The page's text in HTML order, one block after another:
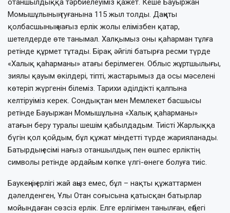
отаншылдыққа тәрбиелеуіміз қажет. Кеше Бауыржан
Момышұлының туғанына 115 жыл толды. Даңқты
қолбасшының нағыз ерлік жолы елімізбен қатар,
шетелдерде өте танымал. Халқымыз оны қаһарман тұлға
ретінде құрмет тұтады. Бірақ әйгілі батырға ресми түрде
«Халық қаһарманы» атағы берілмеген. Облыс жұртшылығы,
зиялы қауым өкілдері, тіпті, жастарымыз да осы мәселені
көтеріп жүргенін білеміз. Тарихи әділдікті қалпына
келтіруіміз керек. Сондықтан мен Мемлекет басшысы
ретінде Бауыржан Момышұлына «Халық қаһарманы»
атағын беру туралы шешім қабылдадым. Тиісті Жарлыққа
бүгін қол қойдым, бұл құжат міндетті түрде жарияланады.
Батырдың есімі нағыз отаншылдық пен өшпес ерліктің
символы ретінде әрдайым көпке үлгі-өнеге болуға тиіс.
Баукеңнің ерлігі жай аңыз емес, бұл – нақты құжаттармен
дәлелденген, Ұлы Отан соғысына қатысқан батырлар
мойындаған сөзсіз ерлік. Елге ерлігімен танылған, еңбегі